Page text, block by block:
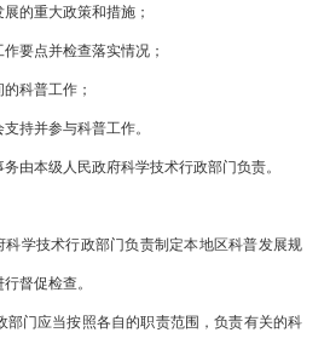
的重大政策和措施；
要点并检查落实情况；
科普工作；
持并参与科普工作。
由本级人民政府科学技术行政部门负责。
学技术行政部门负责制定本地区科普发展规
督促检查。
门应当按照各自的职责范围，负责有关的科